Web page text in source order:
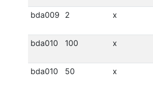
bda009 2 x
bda010 100 x
bda010 50 x